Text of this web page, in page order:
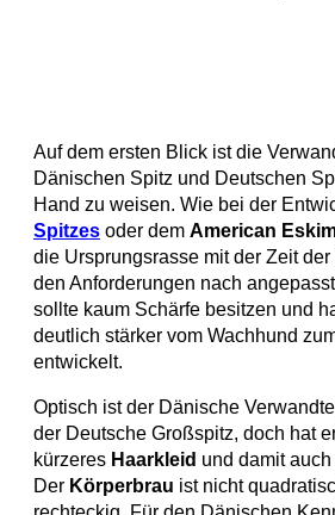
Auf dem ersten Blick ist die
Dänischen Spitz und Deutschen
Hand zu weisen. Wie bei der
Spitzes oder dem American
die Ursprungsrasse mit der Zeit
den Anforderungen nach
sollte kaum Schärfe besitzen und
deutlich stärker vom Wachhund
entwickelt.
Optisch ist der Dänische
der Deutsche Großspitz, doch hat
kürzeres Haarkleid und damit
Der Körperbrau ist nicht